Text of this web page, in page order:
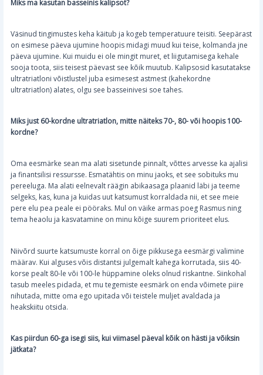
Miks ma kasutan basseinis kalipsot?
Väsinud tingimustes keha käitub ja kogeb temperatuure teisiti. Seepärast
on esimese päeva ujumine hoopis midagi muud kui teise, kolmanda jne
päeva ujumine. Kui muidu ei ole mingit muret, et liigutamisega kehale
sooja toota, siis teisest päevast see kõik muutub. Kalipsosid kasutatakse
ultratriatloni võistlustel juba esimesest astmest (kahekordne
ultratriatlon) alates, olgu see basseinivesi soe tahes.
Miks just 60-kordne ultratriatlon, mitte näiteks 70-, 80- või hoopis 100-
kordne?
Oma eesmärke sean ma alati sisetunde pinnalt, võttes arvesse ka ajalisi
ja finantsilisi ressursse. Esmatähtis on minu jaoks, et see sobituks mu
pereeluga. Ma alati eelnevalt räägin abikaasaga plaanid läbi ja teeme
selgeks, kas, kuna ja kuidas uut katsumust korraldada nii, et see meie
pere elu pea peale ei pööraks. Mul on väike armas poeg Rasmus ning
tema heaolu ja kasvatamine on minu kõige suurem prioriteet elus.
Niivõrd suurte katsumuste korral on õige pikkusega eesmärgi valimine
määrav. Kui alguses võis distantsi julgemalt kahega korrutada, siis 40-
korse pealt 80-le või 100-le hüppamine oleks olnud riskantne. Siinkohal
tasub meeles pidada, et mu tegemiste eesmärk on enda võimete piire
nihutada, mitte oma ego upitada või teistele muljet avaldada ja
heakskiitu otsida.
Kas piirdun 60-ga isegi siis, kui viimasel päeval kõik on hästi ja võiksin
jätkata?